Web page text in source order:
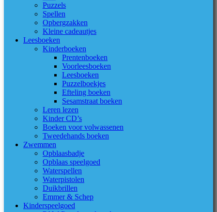
Puzzels
Spellen
Opbergzakken
Kleine cadeautjes
Leesboeken
Kinderboeken
Prentenboeken
Voorleesboeken
Leesboeken
Puzzelboekjes
Efteling boeken
Sesamstraat boeken
Leren lezen
Kinder CD’s
Boeken voor volwassenen
Tweedehands boeken
Zwemmen
Opblaasbadje
Opblaas speelgoed
Waterspellen
Waterpistolen
Duikbrillen
Emmer & Schep
Kinderspeelgoed